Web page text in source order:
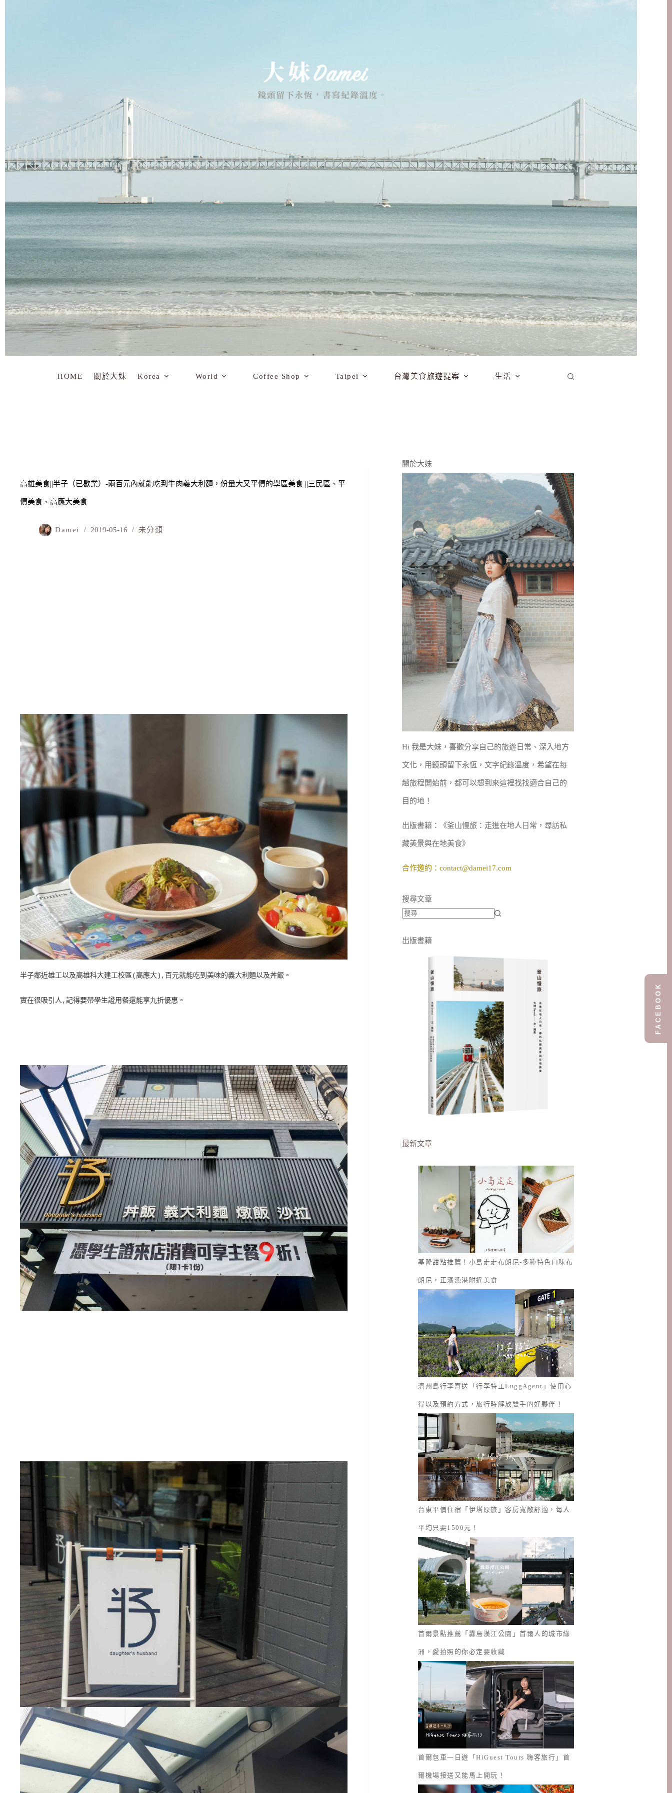
HOME 關於大妹 Korea World Coffee Shop Taipei 台灣美食旅遊提案 生活
高雄美食||半子（已歇業）-兩百元內就能吃到牛肉義大利麵，份量大又平價的學區美食 ||三民區、平
價美食、高應大美食
Damei 2019-05-16 未分類
半子鄰近雄工以及高雄科大建工校區(高應大),百元就能吃到美味的義大利麵以及丼飯。
實在很吸引人,記得要帶學生證用餐還能享九折優惠。
關於大妹
Hi 我是大妹，喜歡分享自己的旅遊日常、深入地方
文化，用鏡頭留下永恆，文字紀錄溫度，希望在每
趟旅程開始前，都可以想到來這裡找找適合自己的
目的地！
出版書籍：《釜山慢旅：走進在地人日常，尋訪私
藏美景與在地美食》
合作邀約： contact@damei17.com
搜尋文章
出版書籍
最新文章
基隆甜點推薦！小島走走布朗尼-多種特色口味布
朗尼，正濱漁港附近美食
濟州島行李寄送「行李特工LuggAgent」使用心
得以及預約方式，旅行時解放雙手的好夥伴！
台東平價住宿「伊塔原旅」客房寬敞舒適，每人
平均只要1500元！
首爾景點推薦「纛島漢江公園」首爾人的城市綠
洲，愛拍照的你必定要收藏
首爾包車一日遊「HiGuest Tours 嗨客旅行」首
爾機場接送又能馬上開玩！
FACEBOOK